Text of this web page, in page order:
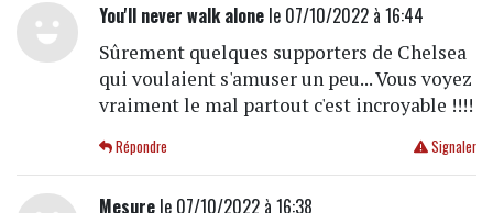
You'll never walk alonele 07/10/2022 à 16:44
Sûrement quelques supporters de Chelsea
qui voulaient s'amuser un peu... Vous voyez
vraiment le mal partout c'est incroyable !!!!
Signaler
Répondre
Mesurele 07/10/2022 à 16:38